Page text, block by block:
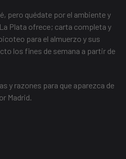
pero quédate por el ambiente y
Plata ofrece; carta completa y
para el almuerzo y sus
los fines de semana a partir de
y razones para que aparezca de
Madrid.